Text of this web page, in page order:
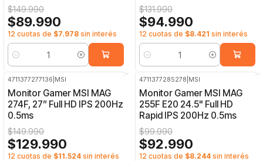
$149.990
$89.990
12 cuotas de $7.978 sin interés
Cantidad
$131.990
$94.990
12 cuotas de $8.421 sin interés
Cantidad
4711377277136 MSI
Monitor Gamer MSI MAG
274F, 27” Full HD IPS 200Hz
0.5ms
$149.990
$129.990
12 cuotas de $11.524 sin interés
4711377285278 MSI
Monitor Gamer MSI MAG
255F E20 24.5" Full HD
Rapid IPS 200Hz 0.5ms
$99.990
$92.990
12 cuotas de $8.244 sin interés